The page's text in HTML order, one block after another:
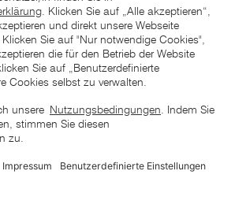
der niedrigste von uns in den letzten 30
vor Beginn dieser Aktion verlangte Preis
UVP Preisen auf dieser Website sind die
zu verstehen